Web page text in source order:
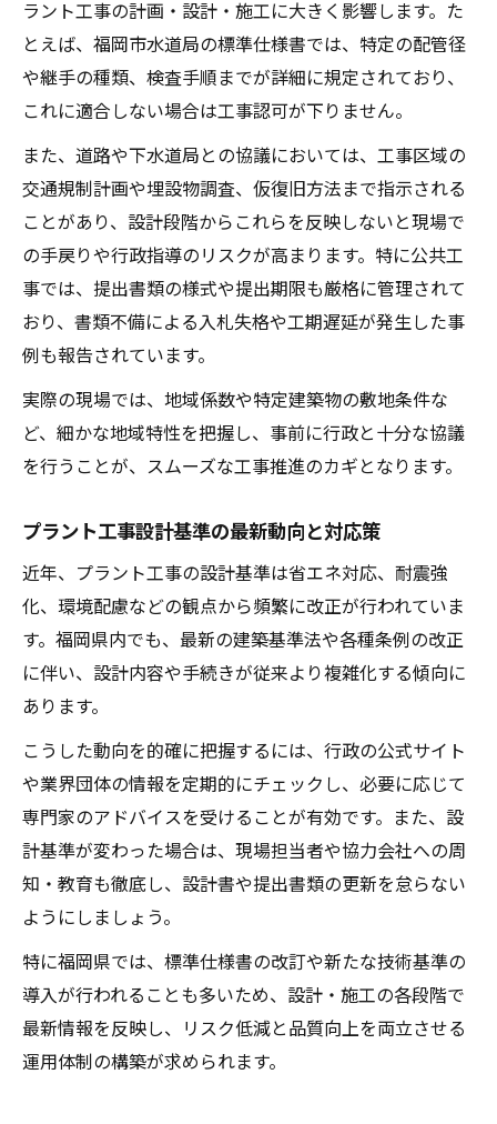
ラント工事の計画・設計・施工に大きく影響します。た
とえば、福岡市水道局の標準仕様書では、特定の配管径
や継手の種類、検査手順までが詳細に規定されており、
これに適合しない場合は工事認可が下りません。
また、道路や下水道局との協議においては、工事区域の
交通規制計画や埋設物調査、仮復旧方法まで指示される
ことがあり、設計段階からこれらを反映しないと現場で
の手戻りや行政指導のリスクが高まります。特に公共工
事では、提出書類の様式や提出期限も厳格に管理されて
おり、書類不備による入札失格や工期遅延が発生した事
例も報告されています。
実際の現場では、地域係数や特定建築物の敷地条件な
ど、細かな地域特性を把握し、事前に行政と十分な協議
を行うことが、スムーズな工事推進のカギとなります。
プラント工事設計基準の最新動向と対応策
近年、プラント工事の設計基準は省エネ対応、耐震強
化、環境配慮などの観点から頻繁に改正が行われていま
す。福岡県内でも、最新の建築基準法や各種条例の改正
に伴い、設計内容や手続きが従来より複雑化する傾向に
あります。
こうした動向を的確に把握するには、行政の公式サイト
や業界団体の情報を定期的にチェックし、必要に応じて
専門家のアドバイスを受けることが有効です。また、設
計基準が変わった場合は、現場担当者や協力会社への周
知・教育も徹底し、設計書や提出書類の更新を怠らない
ようにしましょう。
特に福岡県では、標準仕様書の改訂や新たな技術基準の
導入が行われることも多いため、設計・施工の各段階で
最新情報を反映し、リスク低減と品質向上を両立させる
運用体制の構築が求められます。